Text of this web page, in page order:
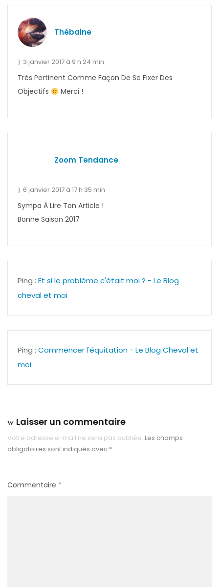
Thébaine
3 janvier 2017 à 9 h 24 min
Très Pertinent Comme Façon De Se Fixer Des
Objectifs
Merci !
Zoom Tendance
6 janvier 2017 à 17 h 35 min
Sympa À Lire Ton Article !
Bonne Saison 2017
Ping : Et si le problème c'était moi ? - Le Blog
cheval et moi
Ping : Commencer l'équitation - Le Blog Cheval et
moi
Laisser un commentaire
Votre adresse e-mail ne sera pas publiée. Les champs
obligatoires sont indiqués avec *
Commentaire *